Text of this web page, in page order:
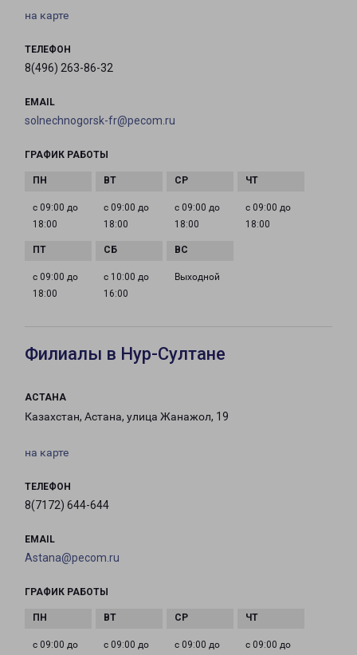
на карте
ТЕЛЕФОН
8(496) 263-86-32
EMAIL
solnechnogorsk-fr@pecom.ru
ГРАФИК РАБОТЫ
с 09:00 до
18:00
с 09:00 до
18:00
с 09:00 до
18:00
с 09:00 до
18:00
с 09:00 до
18:00
с 10:00 до
16:00
Выходной
Филиалы в Нур-Султане
АСТАНА
Казахстан, Астана, улица Жанажол, 19
на карте
ТЕЛЕФОН
8(7172) 644-644
EMAIL
Astana@pecom.ru
ГРАФИК РАБОТЫ
с 09:00 до с 09:00 до с 09:00 до с 09:00 до